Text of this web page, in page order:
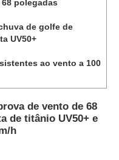
polegadas
de golfe de
UV50+
ao vento a 100
de vento de 68
de titânio UV50+ e
h